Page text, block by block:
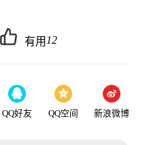
有用 12
QQ好友 QQ空间 新浪微博